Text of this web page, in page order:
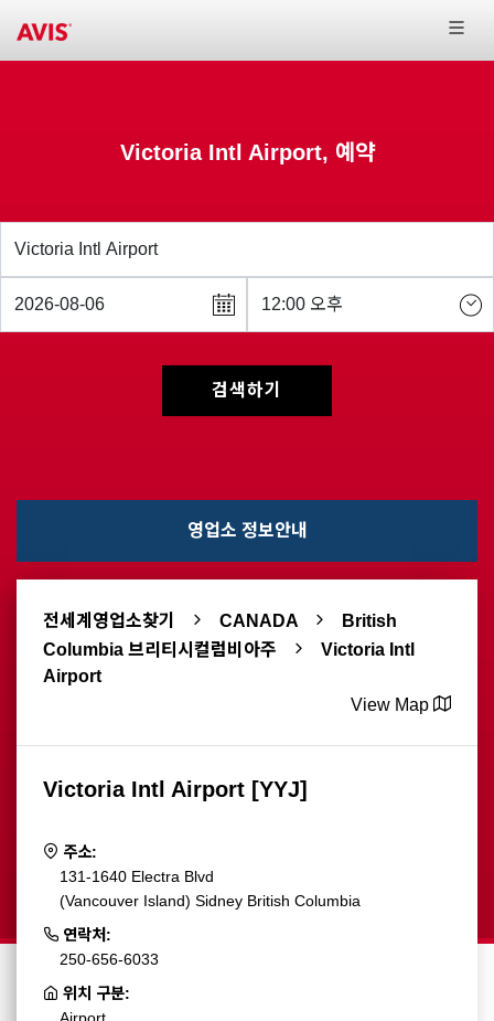
Victoria Intl Airport, 예약
검색하기
영업소 정보안내
전세계영업소찾기 CANADA
British
Columbia 브리티시컬럼비아주
Victoria Intl
Airport
View Map
Victoria Intl Airport [YYJ]
주소:
131-1640 Electra Blvd
(Vancouver Island) Sidney British Columbia
연락처:
250-656-6033
위치 구분: